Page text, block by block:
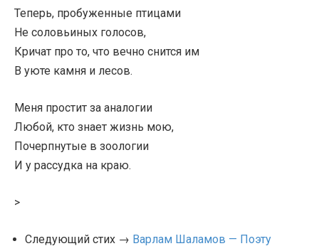
Теперь, пробуженные птицами
Не соловьиных голосов,
Кричат про то, что вечно снится им
В уюте камня и лесов.
Меня простит за аналогии
Любой, кто знает жизнь мою,
Почерпнутые в зоологии
И у рассудка на краю.
>
Следующий стих → Варлам Шаламов — Поэту